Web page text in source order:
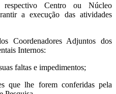
Centro ou Núcleo
a execução das atividades
Coordenadores Adjuntos dos
Internos:
faltas e impedimentos;
que lhe forem conferidas pela